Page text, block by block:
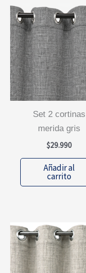
set 2 cortinas
merida gris
$29.990
Añadir al
carrito